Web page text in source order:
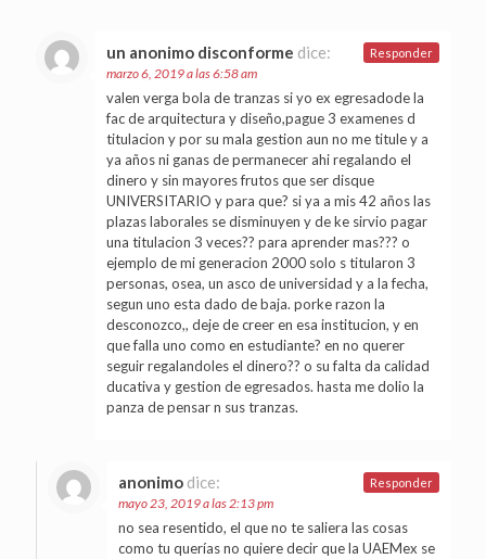
un anonimo disconforme dice:
marzo 6, 2019 a las 6:58 am
valen verga bola de tranzas si yo ex egresadode la
fac de arquitectura y diseño,pague 3 examenes d
titulacion y por su mala gestion aun no me titule y a
ya años ni ganas de permanecer ahi regalando el
dinero y sin mayores frutos que ser disque
UNIVERSITARIO y para que? si ya a mis 42 años las
plazas laborales se disminuyen y de ke sirvio pagar
una titulacion 3 veces?? para aprender mas??? o
ejemplo de mi generacion 2000 solo s titularon 3
personas, osea, un asco de universidad y a la fecha,
segun uno esta dado de baja. porke razon la
desconozco,, deje de creer en esa institucion, y en
que falla uno como en estudiante? en no querer
seguir regalandoles el dinero?? o su falta da calidad
ducativa y gestion de egresados. hasta me dolio la
panza de pensar n sus tranzas.
Responder
anonimo dice:
mayo 23, 2019 a las 2:13 pm
no sea resentido, el que no te saliera las cosas
como tu querías no quiere decir que la UAEMex se
Responder